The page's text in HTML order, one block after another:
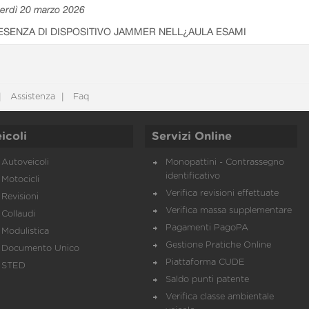
20 marzo 2026
DI DISPOSITIVO JAMMER NELL¿AULA ESAMI
Assistenza Faq
Autoveicoli
Motocicli
Revisioni
Collaudi
Modulistica
Documento Unico
STED
Servizi Online
Monopattini - Contrassegno
identificativo
Verifica revisioni effettuate
Verifica massa supplementare
Pagamenti PagoPA
Gestione Pratiche Online
Piattaforma CUDE
Saldo punti patente
Verifica classe ambientale